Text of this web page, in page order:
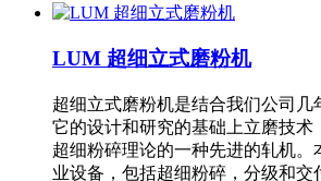
LUM 超细立式磨粉机
超细立式磨粉机是结合我们公司几
它的设计和研究的基础上立磨技术
超细粉碎理论的一种先进的轧机。
业设备，包括超细粉碎，分级和